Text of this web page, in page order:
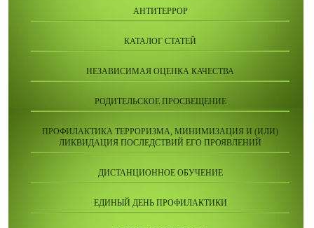
АНТИТЕРРОР
КАТАЛОГ СТАТЕЙ
НЕЗАВИСИМАЯ ОЦЕНКА КАЧЕСТВА
РОДИТЕЛЬСКОЕ ПРОСВЕЩЕНИЕ
ПРОФИЛАКТИКА ТЕРРОРИЗМА, МИНИМИЗАЦИЯ И (ИЛИ)
ЛИКВИДАЦИЯ ПОСЛЕДСТВИЙ ЕГО ПРОЯВЛЕНИЙ
ДИСТАНЦИОННОЕ ОБУЧЕНИЕ
ЕДИНЫЙ ДЕНЬ ПРОФИЛАКТИКИ